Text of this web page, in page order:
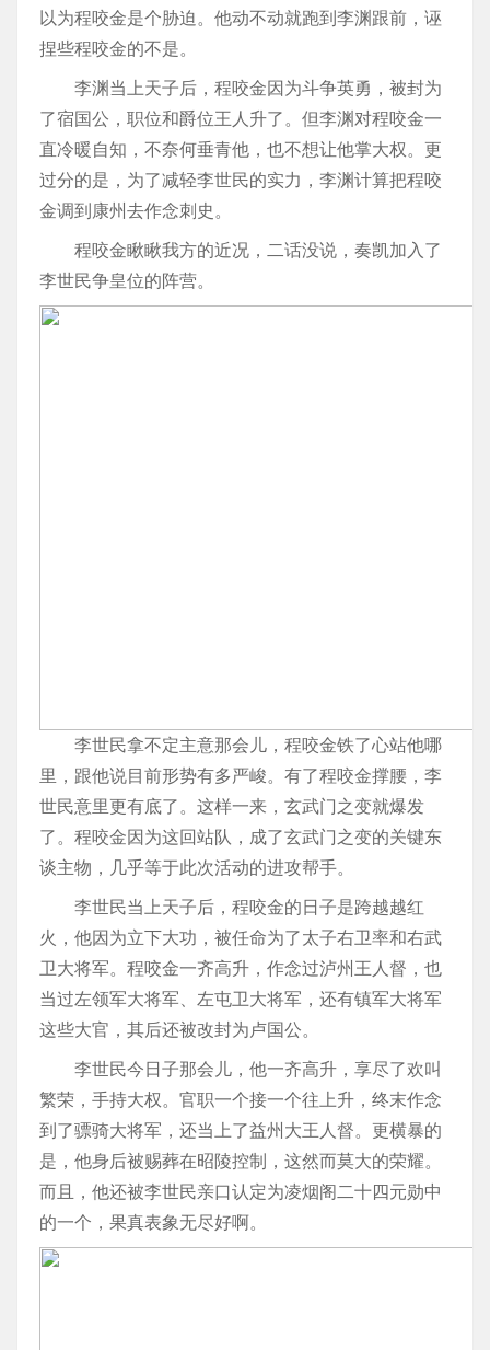
以为程咬金是个胁迫。他动不动就跑到李渊跟前，诬
捏些程咬金的不是。
李渊当上天子后，程咬金因为斗争英勇，被封为
了宿国公，职位和爵位王人升了。但李渊对程咬金一
直冷暖自知，不奈何垂青他，也不想让他掌大权。更
过分的是，为了减轻李世民的实力，李渊计算把程咬
金调到康州去作念刺史。
程咬金瞅瞅我方的近况，二话没说，奏凯加入了
李世民争皇位的阵营。
李世民拿不定主意那会儿，程咬金铁了心站他哪
里，跟他说目前形势有多严峻。有了程咬金撑腰，李
世民意里更有底了。这样一来，玄武门之变就爆发
了。程咬金因为这回站队，成了玄武门之变的关键东
谈主物，几乎等于此次活动的进攻帮手。
李世民当上天子后，程咬金的日子是跨越越红
火，他因为立下大功，被任命为了太子右卫率和右武
卫大将军。程咬金一齐高升，作念过泸州王人督，也
当过左领军大将军、左屯卫大将军，还有镇军大将军
这些大官，其后还被改封为卢国公。
李世民今日子那会儿，他一齐高升，享尽了欢叫
繁荣，手持大权。官职一个接一个往上升，终末作念
到了骠骑大将军，还当上了益州大王人督。更横暴的
是，他身后被赐葬在昭陵控制，这然而莫大的荣耀。
而且，他还被李世民亲口认定为凌烟阁二十四元勋中
的一个，果真表象无尽好啊。